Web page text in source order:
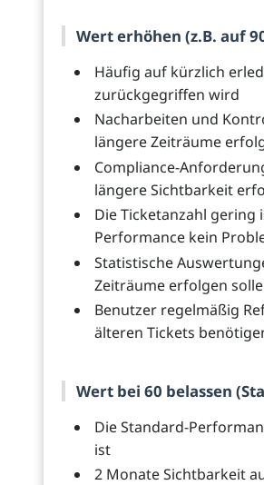
Wert erhöhen (z.B. auf
Häufig auf kürzlich
zurückgegriffen wird
Nacharbeiten und
längere Zeiträume
Compliance-
längere Sichtbarkeit
Die Ticketanzahl gering
Performance kein
Statistische
Zeiträume erfolgen
Benutzer regelmäßig
älteren Tickets
Wert bei 60 belassen
Die Standard-
ist
2 Monate Sichtbarkeit